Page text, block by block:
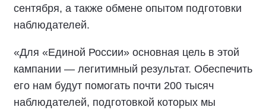
сентября, а также обмене опытом подготовки
наблюдателей.
«Для «Единой России» основная цель в этой
кампании — легитимный результат. Обеспечить
его нам будут помогать почти 200 тысяч
наблюдателей, подготовкой которых мы